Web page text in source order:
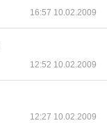
16:57 10.02.2009
12:52 10.02.2009
12:27 10.02.2009